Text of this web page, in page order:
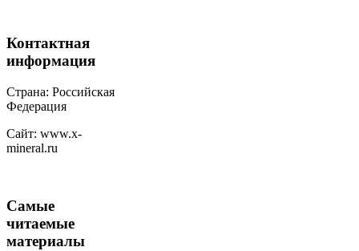
Контактная
информация
Страна: Российская
Федерация
Сайт: www.x-
mineral.ru
Самые
читаемые
материалы